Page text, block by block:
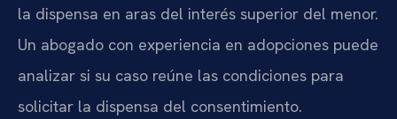
la dispensa en aras del interés superior del menor.
Un abogado con experiencia en adopciones puede
analizar si su caso reúne las condiciones para
solicitar la dispensa del consentimiento.